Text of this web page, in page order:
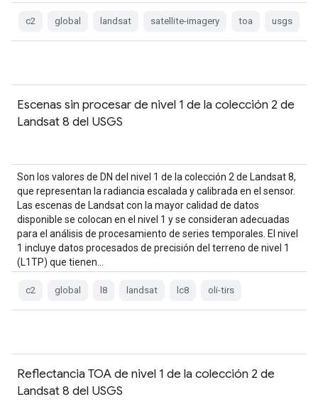
c2 global landsat satellite-imagery toa usgs
Escenas sin procesar de nivel 1 de la colección 2 de
Landsat 8 del USGS
Son los valores de DN del nivel 1 de la colección 2 de Landsat 8,
que representan la radiancia escalada y calibrada en el sensor.
Las escenas de Landsat con la mayor calidad de datos
disponible se colocan en el nivel 1 y se consideran adecuadas
para el análisis de procesamiento de series temporales. El nivel
1 incluye datos procesados de precisión del terreno de nivel 1
(L1TP) que tienen…
c2 global l8 landsat lc8 oli-tirs
Reflectancia TOA de nivel 1 de la colección 2 de
Landsat 8 del USGS